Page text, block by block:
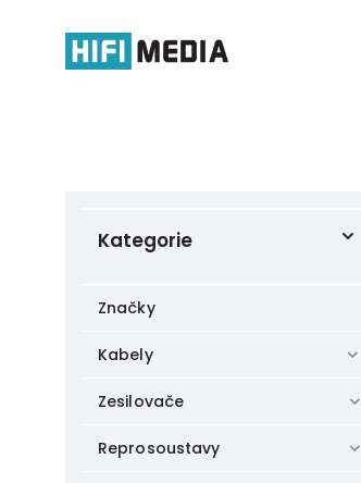
Kategorie
Kabely
Zesilovače
Reprosoustavy
Značky